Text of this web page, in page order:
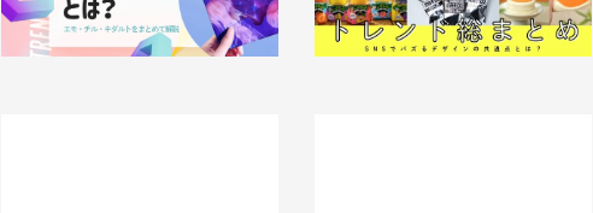
2026.07.27 知識 / ノウハウ
ザインの共通点とは？
2026.07.24 知識 / ノウハウ